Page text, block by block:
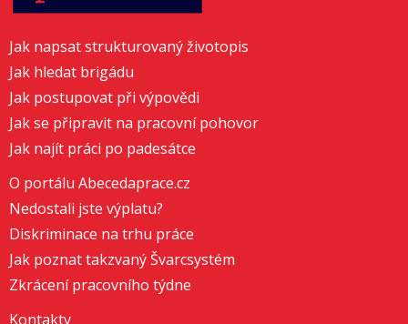
Jak napsat strukturovaný životopis
Jak hledat brigádu
Jak postupovat při výpovědi
Jak se připravit na pracovní pohovor
Jak najít práci po padesátce
O portálu Abecedaprace.cz
Nedostali jste výplatu?
Diskriminace na trhu práce
Jak poznat takzvaný Švarcsystém
Zkrácení pracovního týdne
Kontakty